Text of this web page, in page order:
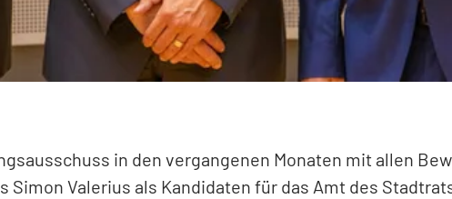
in den vergangenen Monaten mit allen
Simon Valerius als Kandidaten für das Amt des